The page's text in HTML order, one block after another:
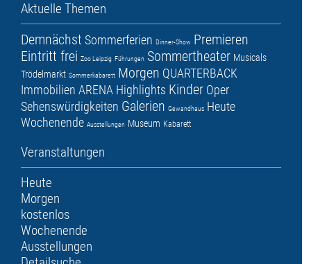
Aktuelle Themen
Demnächst Sommerferien Dinner-Show Premieren
Eintritt frei Zoo Leipzig Führungen Sommertheater Musicals
Trödelmarkt Sommerkabarett Morgen QUARTERBACK
Immobilien ARENA Highlights Kinder Oper
Sehenswürdigkeiten Galerien Gewandhaus Heute
Wochenende Ausstellungen Museum Kabarett
Veranstaltungen
Heute
Morgen
kostenlos
Wochenende
Ausstellungen